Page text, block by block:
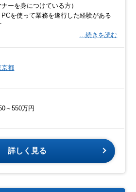
ナーを身につけている方）
PCを使って業務を遂行した経験がある
…続きを読む
京都
～550万円
詳しく見る